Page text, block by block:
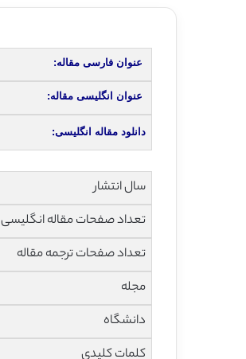
عنوان فارسی مقاله:
عنوان انگلیسی مقاله:
دانلود مقاله انگلیسی:
سال انتشار
تعداد صفحات مقاله انگلیسی
تعداد صفحات ترجمه مقاله
مجله
دانشگاه
کلمات کلیدی